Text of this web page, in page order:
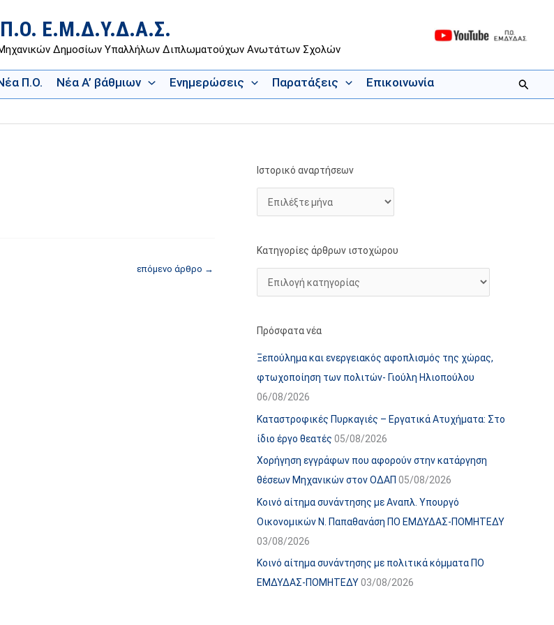
Π.Ο. Ε.Μ.Δ.Υ.Δ.Α.Σ.
Δημοσίων Υπαλλήλων Διπλωματούχων Ανωτάτων Σχολών
Π.Ο. Νέα Α’ βάθμιων Ενημερώσεις Παρατάξεις Επικοινωνία
επόμενο άρθρο →
Ιστορικό αναρτήσεων
Ι
σ
ρ
ι
α
ρ
ή
σ
ε
ω
ν
Κατηγορίες άρθρων ιστοχώρου
Κ
α
γ
ο
ε
ρ
ρ
ω
ν
ι
σ
τ
ο
χ
ώ
Πρόσφατα νέα
Ξεπούλημα και ενεργειακός αφοπλισμός της χώρας,
φτωχοποίηση των πολιτών- Γιούλη Ηλιοπούλου
06/08/2026
Καταστροφικές Πυρκαγιές – Εργατικά Ατυχήματα: Στο
ίδιο έργο θεατές 05/08/2026
Χορήγηση εγγράφων που αφορούν στην κατάργηση
θέσεων Μηχανικών στον ΟΔΑΠ 05/08/2026
Κοινό αίτημα συνάντησης με Αναπλ. Υπουργό
Οικονομικών Ν. Παπαθανάση ΠΟ ΕΜΔΥΔΑΣ-ΠΟΜΗΤΕΔΥ
03/08/2026
Κοινό αίτημα συνάντησης με πολιτικά κόμματα ΠΟ
ΕΜΔΥΔΑΣ-ΠΟΜΗΤΕΔΥ03/08/2026